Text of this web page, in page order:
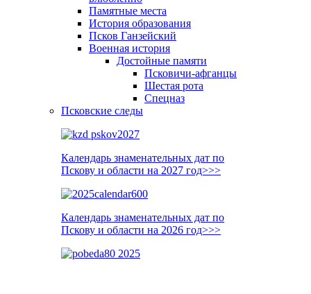
Памятные места
История образования
Псков Ганзейский
Военная история
Достойные памяти
Псковичи-афганцы
Шестая рота
Спецназ
Псковские следы
Календарь знаменательных дат по
Пскову и области на 2027 год>>>
Календарь знаменательных дат по
Пскову и области на 2026 год>>>